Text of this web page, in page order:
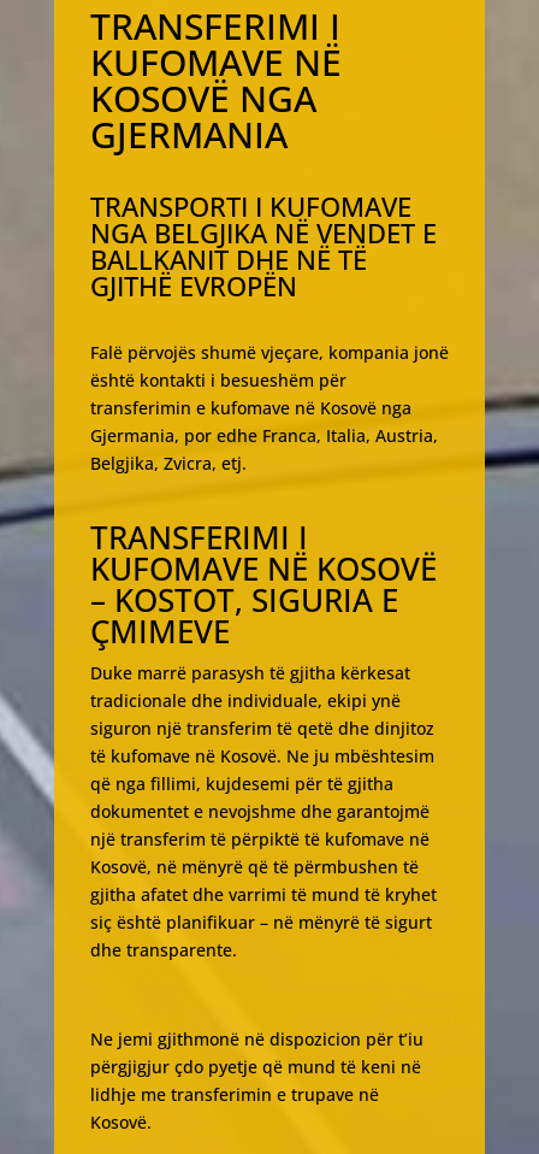
TRANSFERIMI I
KUFOMAVE NË
KOSOVË NGA
GJERMANIA
TRANSPORTI I KUFOMAVE
NGA BELGJIKA NË VENDET E
BALLKANIT DHE NË TË
GJITHË EVROPËN
Falë përvojës shumë vjeçare, kompania jonë
është kontakti i besueshëm për
transferimin e kufomave në Kosovë nga
Gjermania, por edhe Franca, Italia, Austria,
Belgjika, Zvicra, etj.
TRANSFERIMI I
KUFOMAVE NË KOSOVË
– KOSTOT, SIGURIA E
ÇMIMEVE
Duke marrë parasysh të gjitha kërkesat
tradicionale dhe individuale, ekipi ynë
siguron një transferim të qetë dhe dinjitoz
të kufomave në Kosovë. Ne ju mbështesim
që nga fillimi, kujdesemi për të gjitha
dokumentet e nevojshme dhe garantojmë
një transferim të përpiktë të kufomave në
Kosovë, në mënyrë që të përmbushen të
gjitha afatet dhe varrimi të mund të kryhet
siç është planifikuar – në mënyrë të sigurt
dhe transparente.
Ne jemi gjithmonë në dispozicion për t’iu
përgjigjur çdo pyetje që mund të keni në
lidhje me transferimin e trupave në
Kosovë.